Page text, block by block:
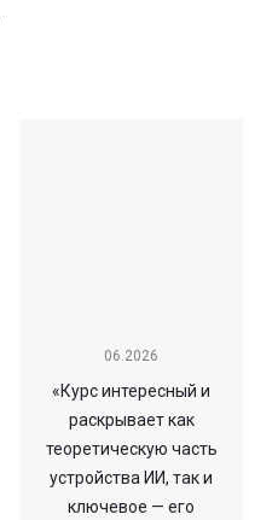
06.2026
«Курс интересный и
раскрывает как
теоретическую часть
устройства ИИ, так и
ключевое — его